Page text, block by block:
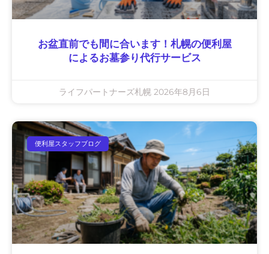
お盆直前でも間に合います！札幌の便利屋
によるお墓参り代行サービス
ライフパートナーズ札幌 2026年8月6日
便利屋スタッフブログ